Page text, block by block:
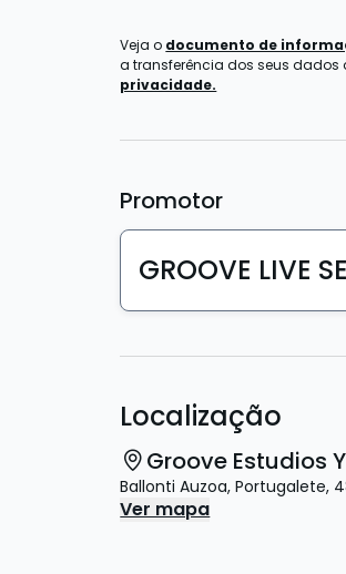
Veja o documento de
a transferência dos seus dados
privacidade.
Promotor
GROOVE LIVE
Localização
Groove Estudios
Ballonti Auzoa, Portugalete,
Ver mapa